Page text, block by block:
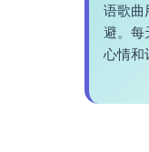
语歌曲
避。每
心情和